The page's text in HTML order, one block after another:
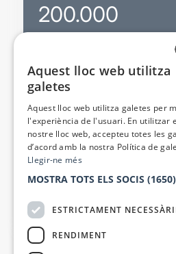
200.000
Sortejos exclusius
Butlletins d’actualitat
Valora espectacles
Canal oficial de venda
Aquest lloc web utilitza
galetes
Aquest lloc web utilitza galetes per
l'experiència de l'usuari. En utilitzar
nostre lloc web, accepteu totes les
d’acord amb la nostra Política de
Llegir-ne més
MOSTRA TOTS ELS SOCIS
ESTRICTAMENT
RENDIMENT